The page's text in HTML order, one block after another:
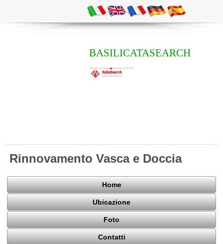
BASILICATASEARCH
Rinnovamento Vasca e Doccia
Home
Ubicazione
Foto
Contatti